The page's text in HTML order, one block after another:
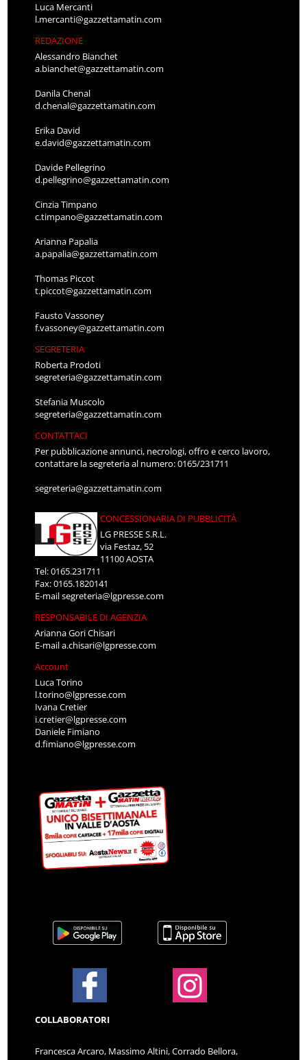
Luca Mercanti
l.mercanti@gazzettamatin.com
REDAZIONE
Alessandro Bianchet
a.bianchet@gazzettamatin.com
Danila Chenal
d.chenal@gazzettamatin.com
Erika David
e.david@gazzettamatin.com
Davide Pellegrino
d.pellegrino@gazzettamatin.com
Cinzia Timpano
c.timpano@gazzettamatin.com
Arianna Papalia
a.papalia@gazzettamatin.com
Thomas Piccot
t.piccot@gazzettamatin.com
Fausto Vassoney
f.vassoney@gazzettamatin.com
SEGRETERIA
Roberta Prodoti
segreteria@gazzettamatin.com
Stefania Muscolo
segreteria@gazzettamatin.com
CONTATTACI
Per pubblicazione annunci, necrologi, offro e cerco lavoro,
contattare la segreteria al numero: 0165/231711
segreteria@gazzettamatin.com
CONCESSIONARIA DI PUBBLICITÀ
LG PRESSE S.R.L.
via Festaz, 52
11100 AOSTA
Tel: 0165.231711
Fax: 0165.1820141
E-mailsegreteria@lgpresse.com
RESPONSABILE DI AGENZIA
Arianna Gori Chisari
E-maila.chisari@lgpresse.com
Account
Luca Torino
l.torino@lgpresse.com
Ivana Cretier
i.cretier@lgpresse.com
Daniele Fimiano
d.fimiano@lgpresse.com
COLLABORATORI
Francesca Arcaro, Massimo Altini, Corrado Bellora,